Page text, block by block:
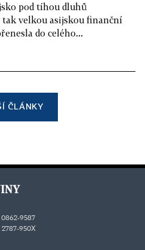
pod tíhou dluhů
velkou asijskou finanční
do celého...
ČLÁNKY
9587
950X